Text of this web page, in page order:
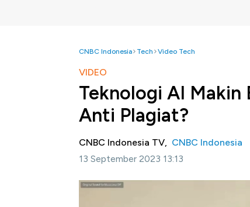
CNBC Indonesia Tech Video Tech
VIDEO
Teknologi AI Makin
Anti Plagiat?
CNBC Indonesia TV, CNBC Indonesia
13 September 2023 13:13
Jakarta, CNBC Indonesia-
Jusuf Irianto menilai perkembangan